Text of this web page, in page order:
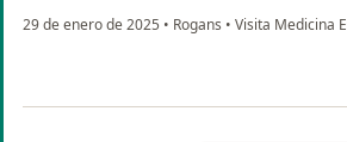
29 de enero de 2025 • Rogans • Visita Medicina